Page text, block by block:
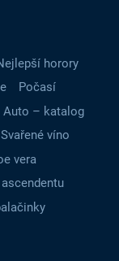
horory
Počasí
Auto – katalog
Svařené víno
vera